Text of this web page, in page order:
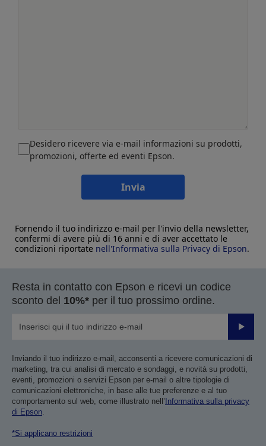
Desidero ricevere via e-mail informazioni su prodotti,
promozioni, offerte ed eventi Epson.
Invia
Fornendo il tuo indirizzo e-mail per l'invio della newsletter,
confermi di avere più di 16 anni e di aver accettato le
condizioni riportate nell'Informativa sulla Privacy di Epson.
Resta in contatto con Epson e ricevi un codice
sconto del 10%* per il tuo prossimo ordine.
Invia
Inviando il tuo indirizzo e-mail, acconsenti a ricevere comunicazioni di
marketing, tra cui analisi di mercato e sondaggi, e novità su prodotti,
eventi, promozioni o servizi Epson per e-mail o altre tipologie di
comunicazioni elettroniche, in base alle tue preferenze e al tuo
comportamento sul web, come illustrato nell’ Informativa sulla privacy
di Epson.
*Si applicano restrizioni